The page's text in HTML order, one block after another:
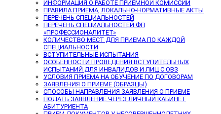
ИНФОРМАЦИЯ О РАБОТЕ ПРИЕМНОЙ КОМИССИИ
ПРАВИЛА ПРИЕМА, ЛОКАЛЬНО-НОРМАТИВНЫЕ АКТЫ
ПЕРЕЧЕНЬ СПЕЦИАЛЬНОСТЕЙ
ПЕРЕЧЕНЬ СПЕЦИАЛЬНОСТЕЙ ФП
«ПРОФЕССИОНАЛИТЕТ»
КОЛИЧЕСТВО МЕСТ ДЛЯ ПРИЕМА ПО КАЖДОЙ
СПЕЦИАЛЬНОСТИ
ВСТУПИТЕЛЬНЫЕ ИСПЫТАНИЯ
ОСОБЕННОСТИ ПРОВЕДЕНИЯ ВСТУПИТЕЛЬНЫХ
ИСПЫТАНИЙ ДЛЯ ИНВАЛИДОВ И ЛИЦ С ОВЗ
УСЛОВИЯ ПРИЕМА НА ОБУЧЕНИЕ ПО ДОГОВОРАМ
ЗАЯВЛЕНИЯ О ПРИЕМЕ (ОБРАЗЦЫ)
СПОСОБЫ НАПРАВЛЕНИЯ ЗАЯВЛЕНИЯ О ПРИЕМЕ
ПОДАТЬ ЗАЯВЛЕНИЕ ЧЕРЕЗ ЛИЧНЫЙ КАБИНЕТ
АБИТУРИЕНТА